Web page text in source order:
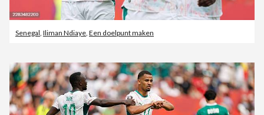
Senegal Iliman Ndiaye Een doelpunt maken